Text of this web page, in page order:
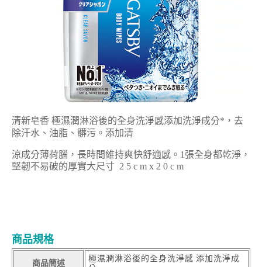
清新皂香 極濕潤淋浴後的全身洗淨感添加洗淨成分*，去
除汗水、油脂、髒污。添加清
涼成分薄荷腦，長時間維持爽快舒適感。1張全身都乾淨，
堅韌不易破的厚實大尺寸 2 5 c m x 2 0 c m
商品規格
商品簡述
極濕潤淋浴後的全身洗淨感 添加洗淨成